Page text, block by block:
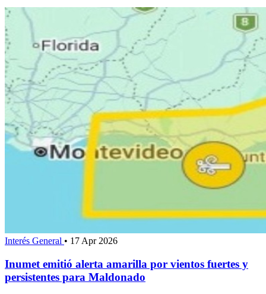
Interés General • 17 Apr 2026
Inumet emitió alerta amarilla por vientos fuertes y
persistentes para Maldonado